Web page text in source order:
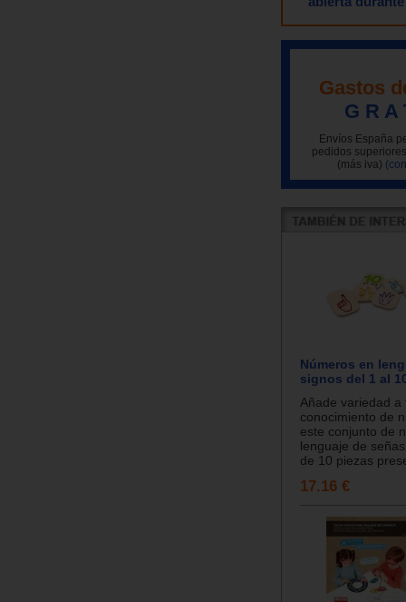
Gastos
G R A
Envíos España
pedidos
(más iva)
Números en
signos del 1 al
Añade variedad a
conocimiento de
este conjunto de
lenguaje de
de 10 piezas
17.16 €